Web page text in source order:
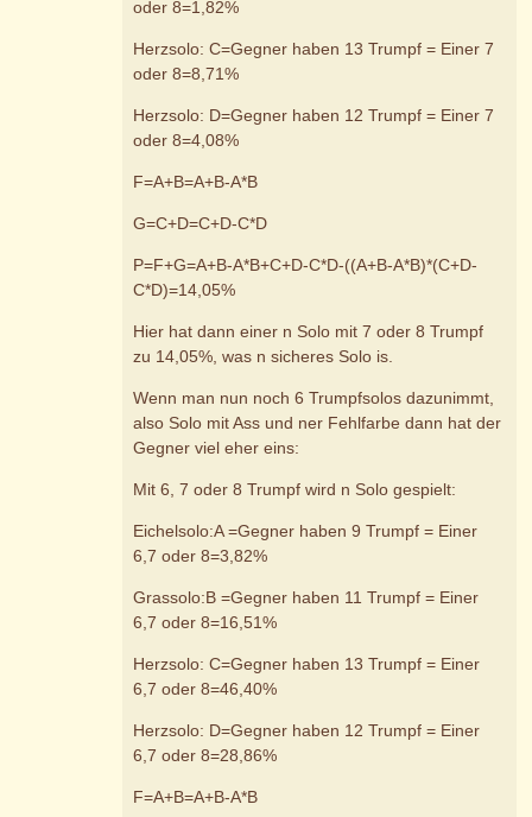
oder 8=1,82%
Herzsolo: C=Gegner haben 13 Trumpf = Einer 7
oder 8=8,71%
Herzsolo: D=Gegner haben 12 Trumpf = Einer 7
oder 8=4,08%
F=A+B=A+B-A*B
G=C+D=C+D-C*D
P=F+G=A+B-A*B+C+D-C*D-((A+B-A*B)*(C+D-
C*D)=14,05%
Hier hat dann einer n Solo mit 7 oder 8 Trumpf
zu 14,05%, was n sicheres Solo is.
Wenn man nun noch 6 Trumpfsolos dazunimmt,
also Solo mit Ass und ner Fehlfarbe dann hat der
Gegner viel eher eins:
Mit 6, 7 oder 8 Trumpf wird n Solo gespielt:
Eichelsolo:A =Gegner haben 9 Trumpf = Einer
6,7 oder 8=3,82%
Grassolo:B =Gegner haben 11 Trumpf = Einer
6,7 oder 8=16,51%
Herzsolo: C=Gegner haben 13 Trumpf = Einer
6,7 oder 8=46,40%
Herzsolo: D=Gegner haben 12 Trumpf = Einer
6,7 oder 8=28,86%
F=A+B=A+B-A*B